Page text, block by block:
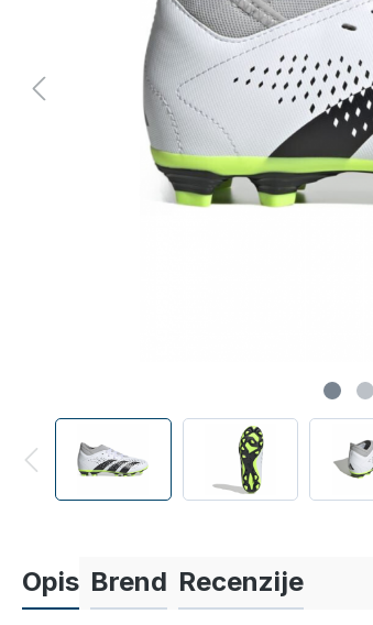
Opis Brend Recenzije